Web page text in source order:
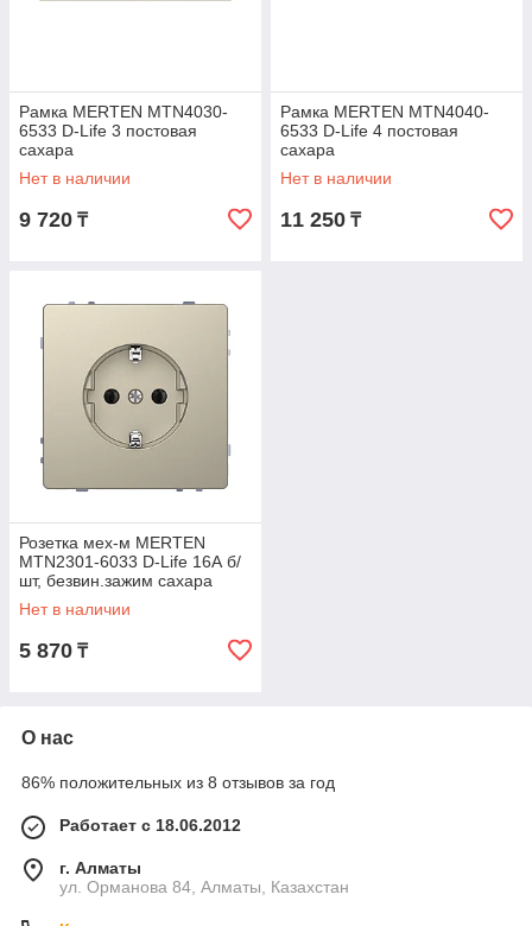
Рамка MERTEN MTN4030-
6533 D-Life 3 постовая
сахара
Нет в наличии
9 720 ₸
Рамка MERTEN MTN4040-
6533 D-Life 4 постовая
сахара
Нет в наличии
11 250 ₸
Розетка мех-м MERTEN
MTN2301-6033 D-Life 16А б/
шт, безвин.зажим сахара
Нет в наличии
5 870 ₸
О нас
86% положительных из 8 отзывов за год
Работает с 18.06.2012
г. Алматы
ул. Орманова 84, Алматы, Казахстан